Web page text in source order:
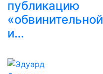
публикацию
«обвинительной
и…